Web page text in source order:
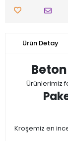
Ürün Detay
Ürünlerimiz
Kroşemiz en